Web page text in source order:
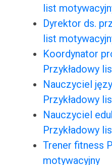
list
Dyrektor ds.
list
Koordynator
Przykładowy
Nauczyciel
Przykładowy
Nauczyciel
Przykładowy
Trener fitness
motywacyjny